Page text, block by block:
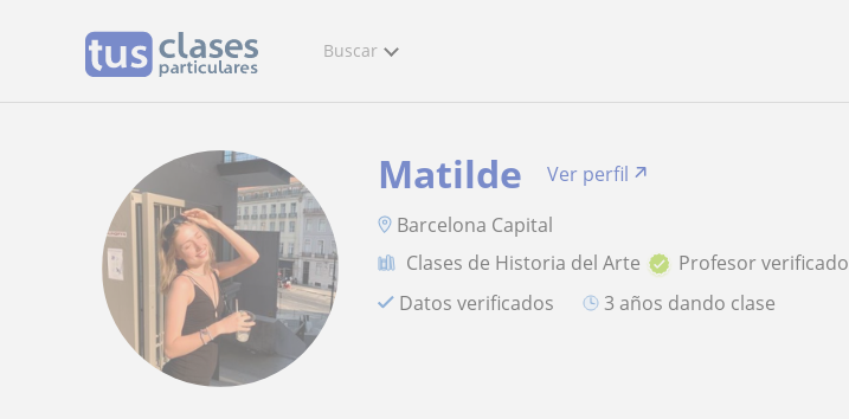
Buscar
Matilde
Ver perfil
Barcelona Capital
Clases de Historia del Arte
Profesor verificado
Datos verificados
3 años dando clase